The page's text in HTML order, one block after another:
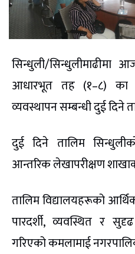
सिन्धुली/सिन्धुलीमाढीमा
आधारभूत तह (१–८) का
व्यवस्थापन सम्बन्धी दुई दिने
दुई दिने तालिम
आन्तरिक लेखापरीक्षण
तालिम विद्यालयहरूको
पारदर्शी, व्यवस्थित र
गरिएको कमलामाई